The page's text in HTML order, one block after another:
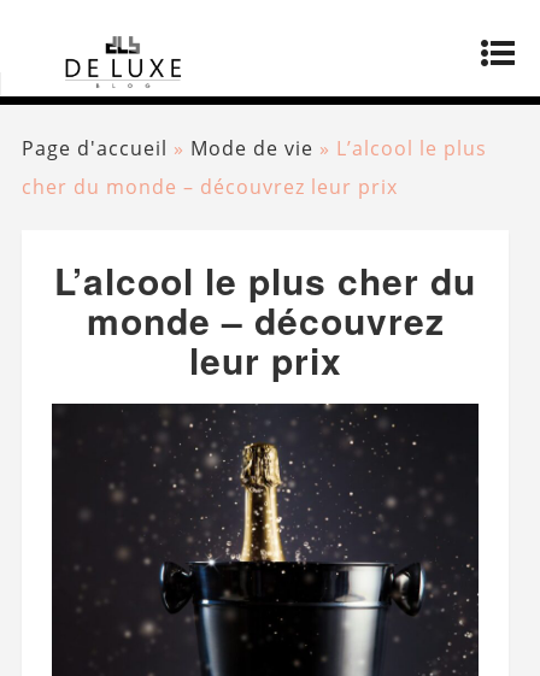
Page d'accueil » Mode de vie » L’alcool le plus
cher du monde – découvrez leur prix
L’alcool le plus cher du
monde – découvrez
leur prix